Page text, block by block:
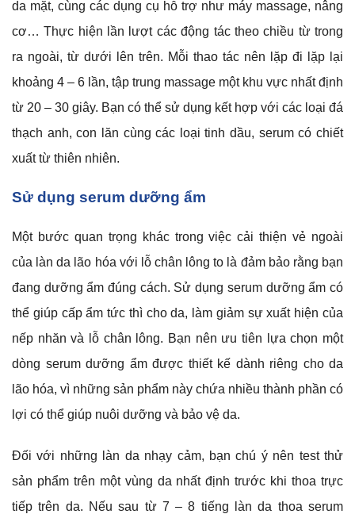
da mặt, cùng các dụng cụ hỗ trợ như máy massage, nâng
cơ… Thực hiện lần lượt các động tác theo chiều từ trong
ra ngoài, từ dưới lên trên. Mỗi thao tác nên lặp đi lặp lại
khoảng 4 – 6 lần, tập trung massage một khu vực nhất định
từ 20 – 30 giây. Bạn có thể sử dụng kết hợp với các loại đá
thạch anh, con lăn cùng các loại tinh dầu, serum có chiết
xuất từ thiên nhiên.
Sử dụng serum dưỡng ẩm
Một bước quan trọng khác trong việc cải thiện vẻ ngoài
của làn da lão hóa với lỗ chân lông to là đảm bảo rằng bạn
đang dưỡng ẩm đúng cách. Sử dụng serum dưỡng ẩm có
thể giúp cấp ẩm tức thì cho da, làm giảm sự xuất hiện của
nếp nhăn và lỗ chân lông. Bạn nên ưu tiên lựa chọn một
dòng serum dưỡng ẩm được thiết kế dành riêng cho da
lão hóa, vì những sản phẩm này chứa nhiều thành phần có
lợi có thể giúp nuôi dưỡng và bảo vệ da.
Đối với những làn da nhạy cảm, bạn chú ý nên test thử
sản phẩm trên một vùng da nhất định trước khi thoa trực
tiếp trên da. Nếu sau từ 7 – 8 tiếng làn da thoa serum